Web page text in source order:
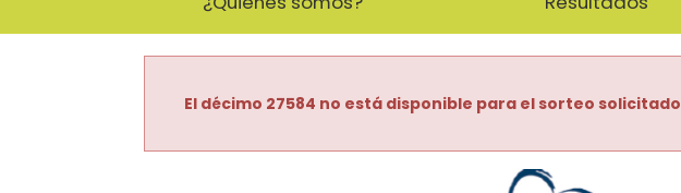
El décimo 27584 no está disponible para el sorteo solicitado